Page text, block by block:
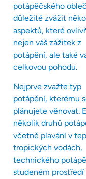
potápěčského
důležité zvážit
aspektů, které
nejen váš zážitek z
potápění, ale také
celkovou pohodu.
Nejprve zvažte typ
potápění, kterému
plánujete věnovat.
několik druhů
včetně plavání v
tropických vodách,
technického
studeném prostředí